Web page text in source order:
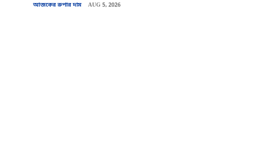
আজকের রুপার দাম AUG 5, 2026